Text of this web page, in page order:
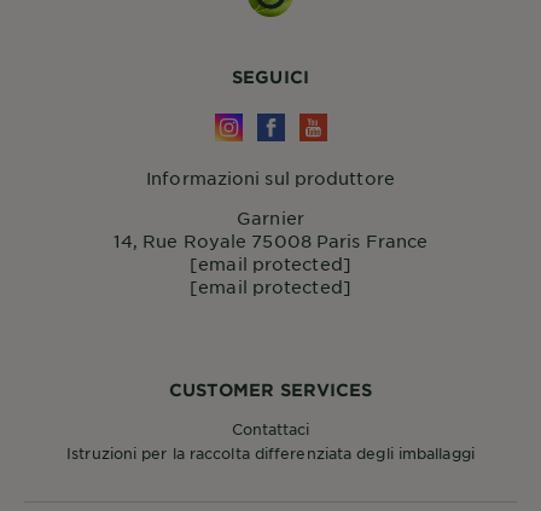
CUSTOMER SERVICES
Contattaci
Istruzioni per la raccolta differenziata degli imballaggi
SEGUICI
Informazioni sul produttore
Garnier
14, Rue Royale 75008 Paris France
[email protected]
[email protected]